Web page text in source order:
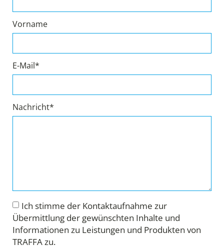
Vorname
E-Mail*
Nachricht*
Ich stimme der Kontaktaufnahme zur
Übermittlung der gewünschten Inhalte und
Informationen zu Leistungen und Produkten von
TRAFFA zu.